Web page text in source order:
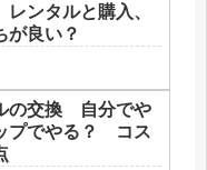
ンタルと購入、
が良い？
の交換 自分でや
プでやる？ コス